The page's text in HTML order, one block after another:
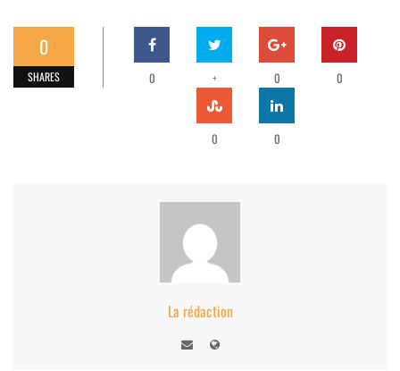
0
SHARES 0 + 0 0
0 0
La rédaction